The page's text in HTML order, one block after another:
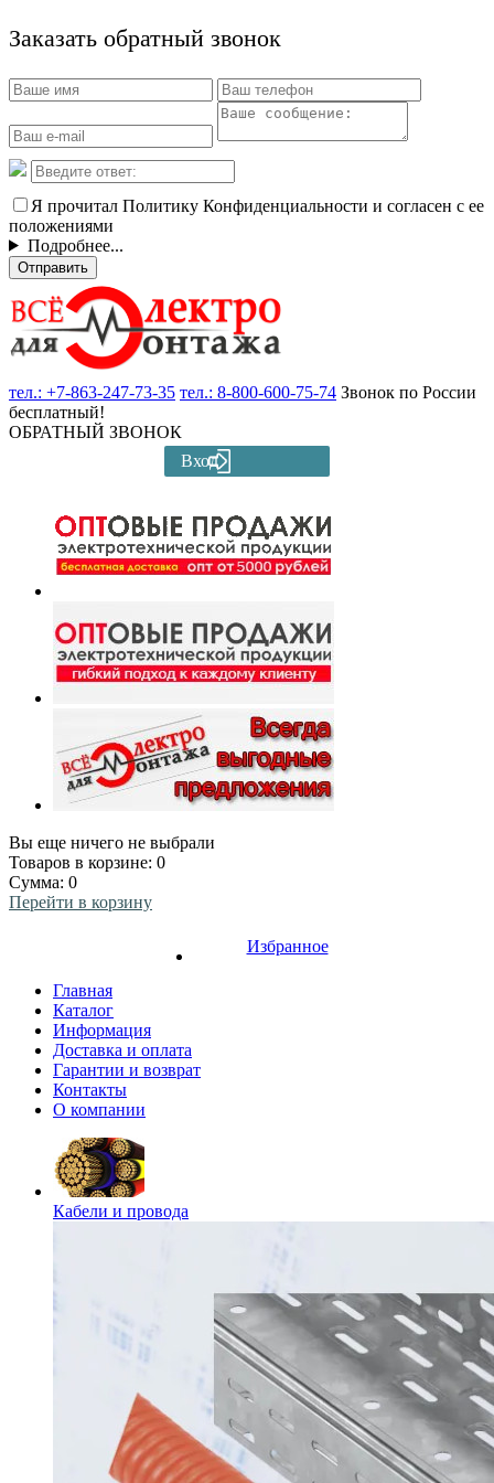
Заказать обратный звонок
Я прочитал Политику Конфиденциальности и согласен с ее
положениями
Подробнее...
Отправить
тел.: +7-863-247-73-35 тел.: 8-800-600-75-74 Звонок по России
бесплатный!
ОБРАТНЫЙ ЗВОНОК
Вход
Вы еще ничего не выбрали
Товаров в корзине: 0
Сумма: 0
Перейти в корзину
Избранное
Главная
Каталог
Информация
Доставка и оплата
Гарантии и возврат
Контакты
О компании
Кабели и провода